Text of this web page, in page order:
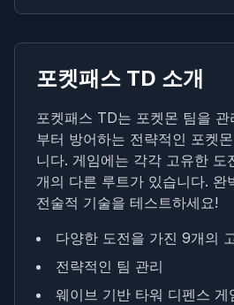
포켓패스 TD 소개
포켓패스 TD는 포켓몬 팀을
부터 방어하는 전략적인 포켓
니다. 게임에는 각각 고유한 도
개의 다른 루트가 있습니다. 완
전술적 기술을 테스트하세요!
다양한 도전을 가진 9개의
전략적인 팀 관리
웨이브 기반 타워 디펜스 게